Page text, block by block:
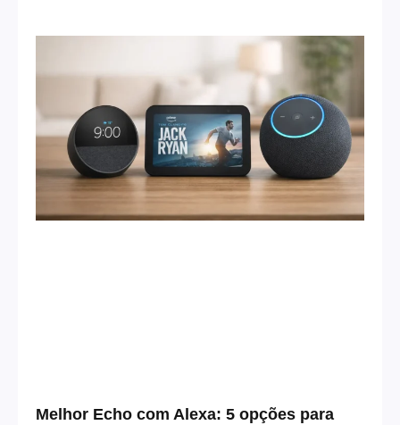
Melhor Echo com Alexa: 5 opções para